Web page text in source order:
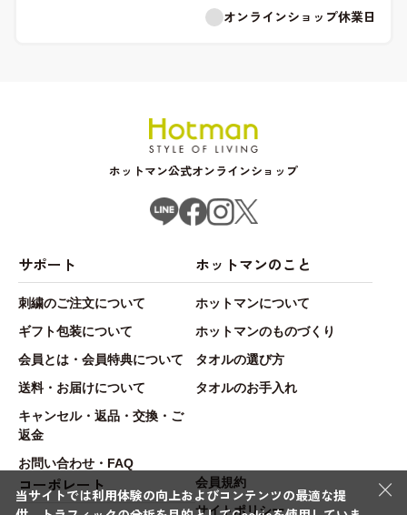
オンラインショップ休業日
ホットマン公式オンラインショップ
サポート
刺繍のご注文について
ギフト包装について
会員とは・会員特典について
送料・お届けについて
キャンセル・返品・交換・ご
返金
お問い合わせ・FAQ
ホットマンのこと
ホットマンについて
ホットマンのものづくり
タオルの選び方
タオルのお手入れ
コーポレート
会員規約
サイトポリシー
×
当サイトでは利用体験の向上およびコンテンツの最適な提